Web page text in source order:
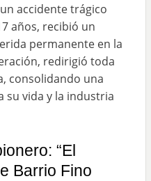
accidente trágico
años, recibió un
permanente en la
redirigió toda
consolidando una
vida y la industria
“El
Barrio Fino